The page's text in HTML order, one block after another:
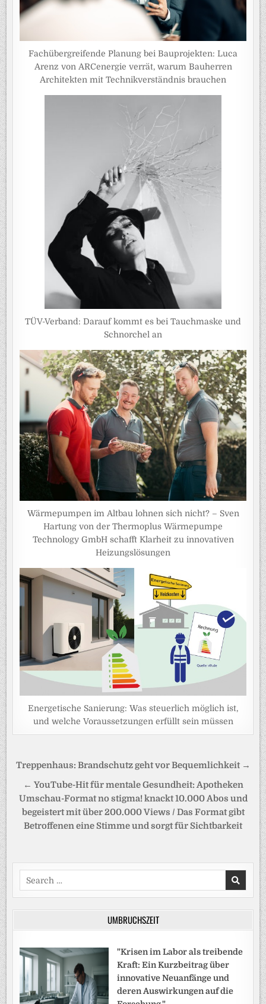
Fachübergreifende Planung bei Bauprojekten: Luca
Arenz von ARCenergie verrät, warum Bauherren
Architekten mit Technikverständnis brauchen
TÜV-Verband: Darauf kommt es bei Tauchmaske und
Schnorchel an
Wärmepumpen im Altbau lohnen sich nicht? – Sven
Hartung von der Thermoplus Wärmepumpe
Technology GmbH schafft Klarheit zu innovativen
Heizungslösungen
Energetische Sanierung: Was steuerlich möglich ist,
und welche Voraussetzungen erfüllt sein müssen
Beitragsnavigation
Treppenhaus: Brandschutz geht vor Bequemlichkeit →
← YouTube-Hit für mentale Gesundheit: Apotheken
Umschau-Format no stigma! knackt 10.000 Abos und
begeistert mit über 200.000 Views / Das Format gibt
Betroffenen eine Stimme und sorgt für Sichtbarkeit
Search
for:
UMBRUCHSZEIT
"Krisen im Labor als treibende
Kraft: Ein Kurzbeitrag über
innovative Neuanfänge und
deren Auswirkungen auf die